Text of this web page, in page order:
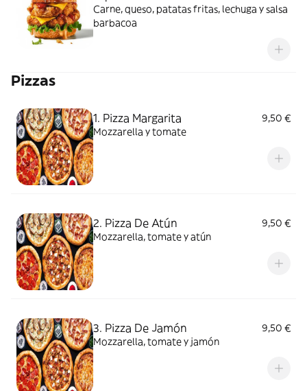
Carne, queso, patatas fritas, lechuga y salsa
barbacoa
Pizzas
1. Pizza Margarita
9,50 €
Mozzarella y tomate
2. Pizza De Atún
9,50 €
Mozzarella, tomate y atún
3. Pizza De Jamón
9,50 €
Mozzarella, tomate y jamón